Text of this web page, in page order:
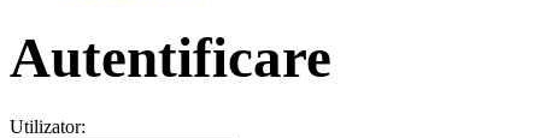
Autentificare
Utilizator: